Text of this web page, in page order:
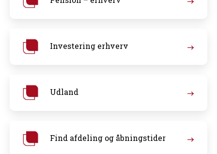
Investering erhverv
Udland
Find afdeling og åbningstider